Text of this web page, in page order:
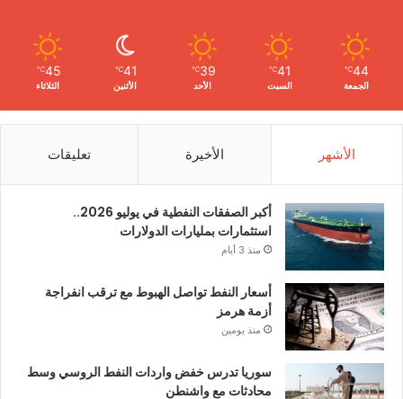
44
℃
الجمعة
41
℃
السبت
39
℃
الأحد
41
℃
الأثنين
45
℃
الثلاثاء
الأشهر الأخيرة تعليقات
أكبر الصفقات النفطية في يوليو 2026..
استثمارات بمليارات الدولارات
منذ 3 أيام
أسعار النفط تواصل الهبوط مع ترقب انفراجة
أزمة هرمز
منذ يومين
سوريا تدرس خفض واردات النفط الروسي وسط
محادثات مع واشنطن